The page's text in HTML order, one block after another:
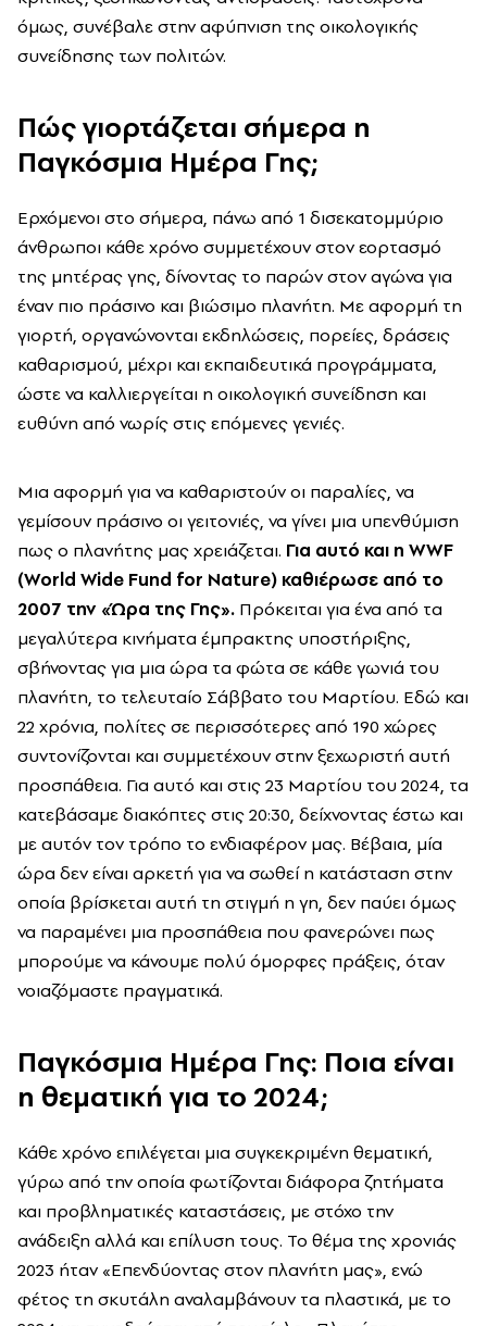
όμως, συνέβαλε στην αφύπνιση της οικολογικής
συνείδησης των πολιτών.
Πώς γιορτάζεται σήμερα η
Παγκόσμια Ημέρα Γης;
Ερχόμενοι στο σήμερα, πάνω από 1 δισεκατομμύριο
άνθρωποι κάθε χρόνο συμμετέχουν στον εορτασμό
της μητέρας γης, δίνοντας το παρών στον αγώνα για
έναν πιο πράσινο και βιώσιμο πλανήτη. Με αφορμή τη
γιορτή, οργανώνονται εκδηλώσεις, πορείες, δράσεις
καθαρισμού, μέχρι και εκπαιδευτικά προγράμματα,
ώστε να καλλιεργείται η οικολογική συνείδηση και
ευθύνη από νωρίς στις επόμενες γενιές.
Μια αφορμή για να καθαριστούν οι παραλίες, να
γεμίσουν πράσινο οι γειτονιές, να γίνει μια υπενθύμιση
πως ο πλανήτης μας χρειάζεται. Για αυτό και η WWF
(World Wide Fund for Nature) καθιέρωσε από το
2007 την «Ώρα της Γης». Πρόκειται για ένα από τα
μεγαλύτερα κινήματα έμπρακτης υποστήριξης,
σβήνοντας για μια ώρα τα φώτα σε κάθε γωνιά του
πλανήτη, το τελευταίο Σάββατο του Μαρτίου. Εδώ και
22 χρόνια, πολίτες σε περισσότερες από 190 χώρες
συντονίζονται και συμμετέχουν στην ξεχωριστή αυτή
προσπάθεια. Για αυτό και στις 23 Μαρτίου του 2024, τα
κατεβάσαμε διακόπτες στις 20:30, δείχνοντας έστω και
με αυτόν τον τρόπο το ενδιαφέρον μας. Βέβαια, μία
ώρα δεν είναι αρκετή για να σωθεί η κατάσταση στην
οποία βρίσκεται αυτή τη στιγμή η γη, δεν παύει όμως
να παραμένει μια προσπάθεια που φανερώνει πως
μπορούμε να κάνουμε πολύ όμορφες πράξεις, όταν
νοιαζόμαστε πραγματικά.
Παγκόσμια Ημέρα Γης: Ποια είναι
η θεματική για το 2024;
Κάθε χρόνο επιλέγεται μια συγκεκριμένη θεματική,
γύρω από την οποία φωτίζονται διάφορα ζητήματα
και προβληματικές καταστάσεις, με στόχο την
ανάδειξη αλλά και επίλυση τους. Το θέμα της χρονιάς
2023 ήταν «Επενδύοντας στον πλανήτη μας», ενώ
φέτος τη σκυτάλη αναλαμβάνουν τα πλαστικά, με το